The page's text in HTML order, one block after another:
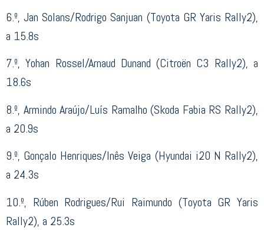
6.º, Jan Solans/Rodrigo Sanjuan (Toyota GR Yaris Rally2),
a 15.8s
7.º, Yohan Rossel/Arnaud Dunand (Citroën C3 Rally2), a
18.6s
8.º, Armindo Araújo/Luís Ramalho (Skoda Fabia RS Rally2),
a 20.9s
9.º, Gonçalo Henriques/Inês Veiga (Hyundai i20 N Rally2),
a 24.3s
10.º, Rúben Rodrigues/Rui Raimundo (Toyota GR Yaris
Rally2), a 25.3s